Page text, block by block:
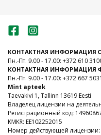
КОНТАКТНАЯ ИНФОРМАЦИЯ
Пн.-Пт. 9.00 - 17.00: +372 610
КОНТАКТНАЯ ИНФОРМАЦИЯ
Пн.-Пт. 9.00 - 17.00: +372 667
Mint apteek
Taevakivi 1, Tallinn 13619 Eesti
Владелец лицензии на
Регистрационный код:
KMKR: EE102252015
Номер действующей лицензии: